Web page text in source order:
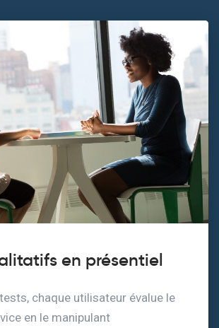
en présentiel
chaque utilisateur évalue le
en le manipulant